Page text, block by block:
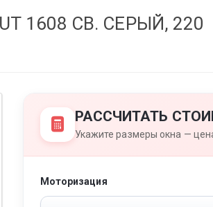
1608 СВ. СЕРЫЙ, 220
РАССЧИТАТЬ
Укажите размеры окна —
Моторизация